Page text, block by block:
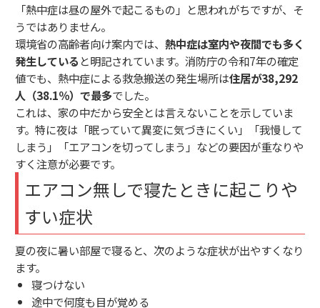
「熱中症は昼の屋外で起こるもの」と思われがちですが、そ
うではありません。
環境省の高齢者向け案内では、 熱中症は室内や夜間でも多く
発生している と明記されています。消防庁の令和7年の確定
値でも、熱中症による救急搬送の発生場所は住居が38,292
人（38.1％）で最多でした。
これは、家の中だから安全とは言えないことを示していま
す。特に夜は「眠っていて異変に気づきにくい」「我慢して
しまう」「エアコンを切ってしまう」などの要因が重なりや
すく注意が必要です。
エアコン無しで寝たときに起こりや
すい症状
夏の夜に暑い部屋で寝ると、次のような症状が出やすくなり
ます。
寝つけない
途中で何度も目が覚める